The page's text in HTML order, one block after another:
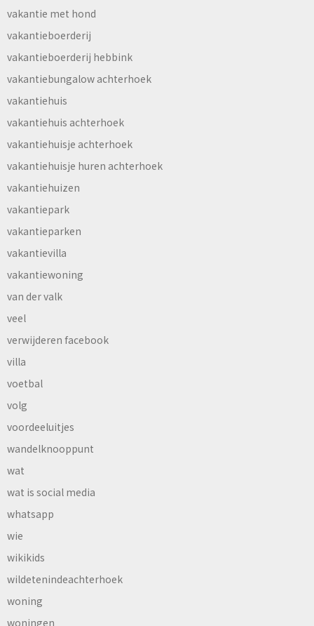
vakantie met hond
vakantieboerderij
vakantieboerderij hebbink
vakantiebungalow achterhoek
vakantiehuis
vakantiehuis achterhoek
vakantiehuisje achterhoek
vakantiehuisje huren achterhoek
vakantiehuizen
vakantiepark
vakantieparken
vakantievilla
vakantiewoning
van der valk
veel
verwijderen facebook
villa
voetbal
volg
voordeeluitjes
wandelknooppunt
wat
wat is social media
whatsapp
wie
wikikids
wildetenindeachterhoek
woning
woningen